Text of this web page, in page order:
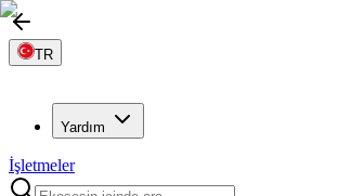
TR
Yardım
İşletmeler